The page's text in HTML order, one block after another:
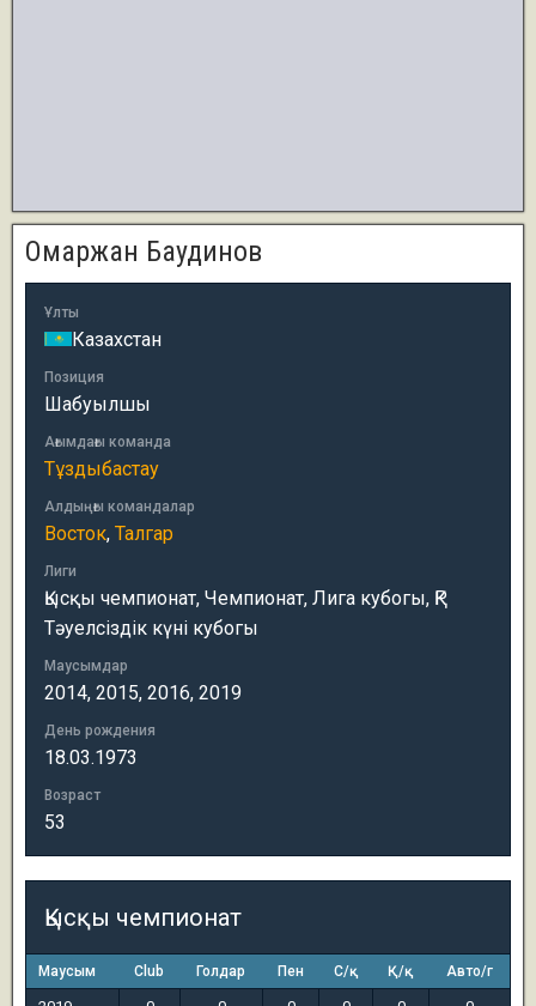
Омаржан Баудинов
Ұлты
Казахстан
Позиция
Шабуылшы
Ағымдағы команда
Тұздыбастау
Алдыңғы командалар
Восток, Талгар
Лиги
Қысқы чемпионат, Чемпионат, Лига кубогы, ҚР
Тәуелсіздік күні кубогы
Маусымдар
2014, 2015, 2016, 2019
День рождения
18.03.1973
Возраст
53
Қысқы чемпионат
Маусым Club Голдар Пен С/қ Қ/қ Авто/г